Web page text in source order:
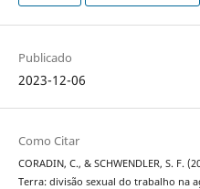
Publicado
2023-12-06
Como Citar
CORADIN, C., & SCHWENDLER, S. F.
Terra: divisão sexual do trabalho na